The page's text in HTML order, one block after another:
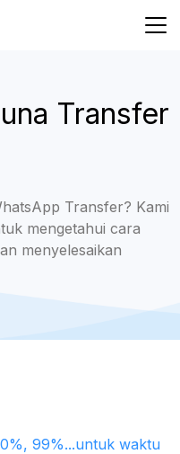
Transfer
Transfer? Kami
mengetahui cara
menyelesaikan
99%...untuk waktu